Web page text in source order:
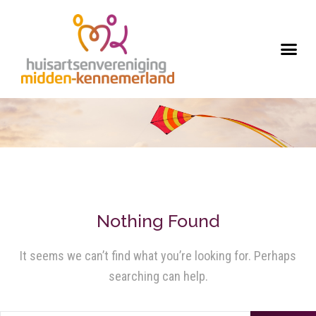
Nothing Found
It seems we can’t find what you’re looking for. Perhaps
searching can help.